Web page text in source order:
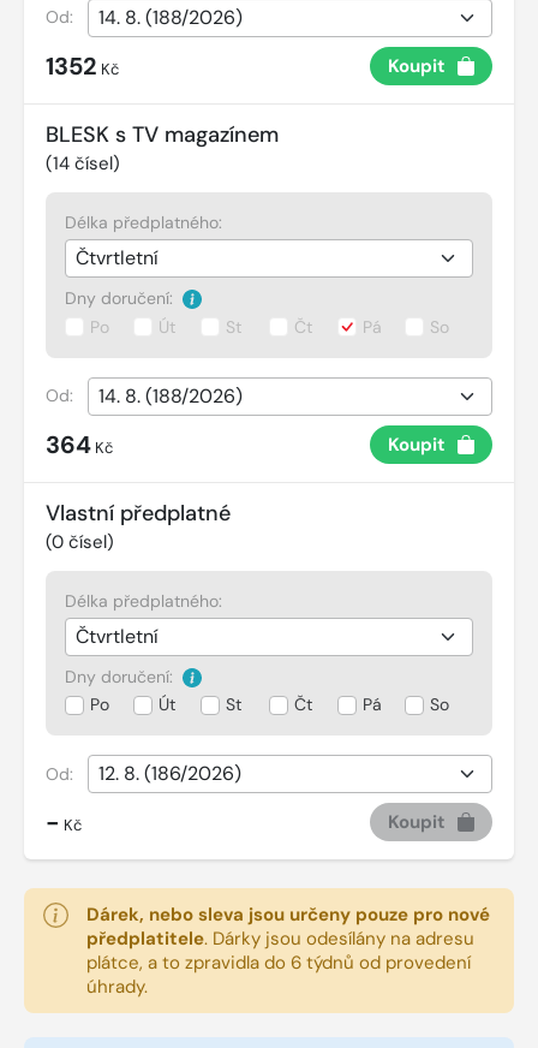
Od:
1352 Kč Koupit
BLESK s TV magazínem
(14 čísel)
Délka předplatného:
Dny doručení:
Po
Út St Čt Pá So
Od:
364 Kč Koupit
Vlastní předplatné
(0 čísel)
Délka předplatného:
Dny doručení:
Po
Út St Čt Pá So
Od:
- Kč Koupit
Dárek, nebo sleva jsou určeny pouze pro nové
předplatitele. Dárky jsou odesílány na adresu
plátce, a to zpravidla do 6 týdnů od provedení
úhrady.